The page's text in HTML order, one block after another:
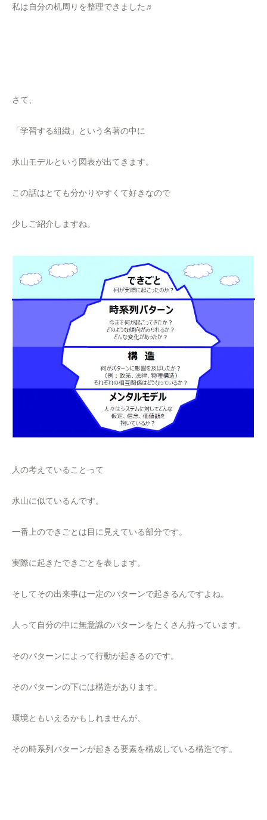
私は自分の机周りを整理できました♬
さて、
「学習する組織」という名著の中に
氷山モデルという図表が出てきます。
この話はとても分かりやすくて好きなので
少しご紹介しますね。
人の考えていることって
氷山に似ているんです。
一番上のできごとは目に見えている部分です。
実際に起きたできごとを表します。
そしてその出来事は一定のパターンで起きるんですよね。
人って自分の中に無意識のパターンをたくさん持っています。
そのパターンによって行動が起きるのです。
そのパターンの下には構造があります。
環境ともいえるかもしれませんが、
その時系列パターンが起きる要素を構成している構造です。